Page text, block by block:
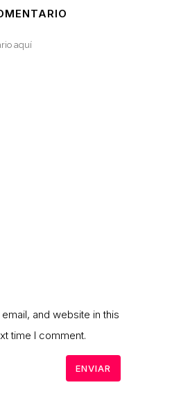
and website in this
time I comment.